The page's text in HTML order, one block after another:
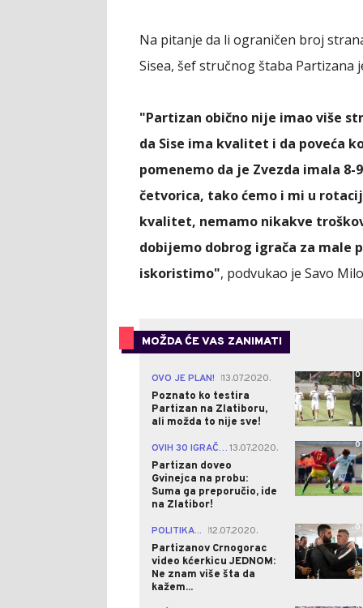
Na pitanje da li ograničen broj
Sisea, šef stručnog štaba Partizana
"Partizan obično nije imao više
da Sise ima kvalitet i da poveća
pomenemo da je Zvezda imala
četvorica, tako ćemo i mi u
kvalitet, nemamo nikakve
dobijemo dobrog igrača za male
iskoristimo", podvukao je Savo
MOŽDA ĆE VAS ZANIMATI
OVO JE PLAN!
13.07.2020.
Poznato ko testira
Partizan na Zlatiboru,
ali možda to nije sve!
0
OVIH 30 IGRAČA JE NA SPISKU |
13.07.2020.
Partizan doveo
Gvinejca na probu:
Suma ga preporučio, ide
na Zlatibor!
0
POLITIKA...
12.07.2020.
Partizanov Crnogorac
video kćerkicu JEDNOM:
Ne znam više šta da
kažem...
0